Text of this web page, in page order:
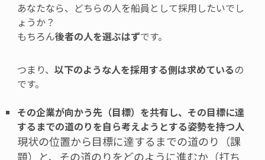
あなたなら、どちらの人を船員として採用したいでし
ょうか？
もちろん後者の人を選ぶはずです。
つまり、以下のような人を採用する側は求めているの
です。
その企業が向かう先（目標）を共有し、その目標に達
するまでの道のりを自ら考えようとする姿勢を持つ人
現状の位置から目標に達するまでの道のり（課
題）と、その道のりをどのように進むか（打ち